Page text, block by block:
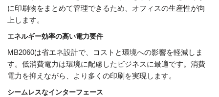
に印刷物をまとめて管理できるため、オフィスの生産性が向
上します。
エネルギー効率の高い電力要件
MB2060は省エネ設計で、コストと環境への影響を軽減しま
す。低消費電力は環境に配慮したビジネスに最適です。消費
電力を抑えながら、より多くの印刷を実現します。
シームレスなインターフェース